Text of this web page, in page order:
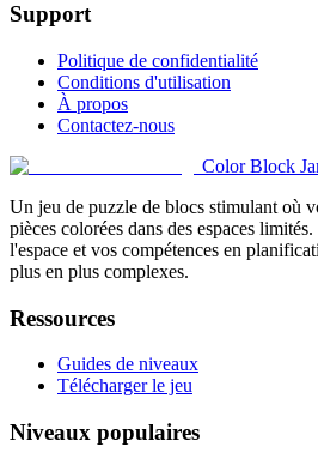
Support
Politique de confidentialité
Conditions d'utilisation
À propos
Contactez-nous
Color Block
Un jeu de puzzle de blocs stimulant où
pièces colorées dans des espaces
l'espace et vos compétences en
plus en plus complexes.
Ressources
Guides de niveaux
Télécharger le jeu
Niveaux populaires